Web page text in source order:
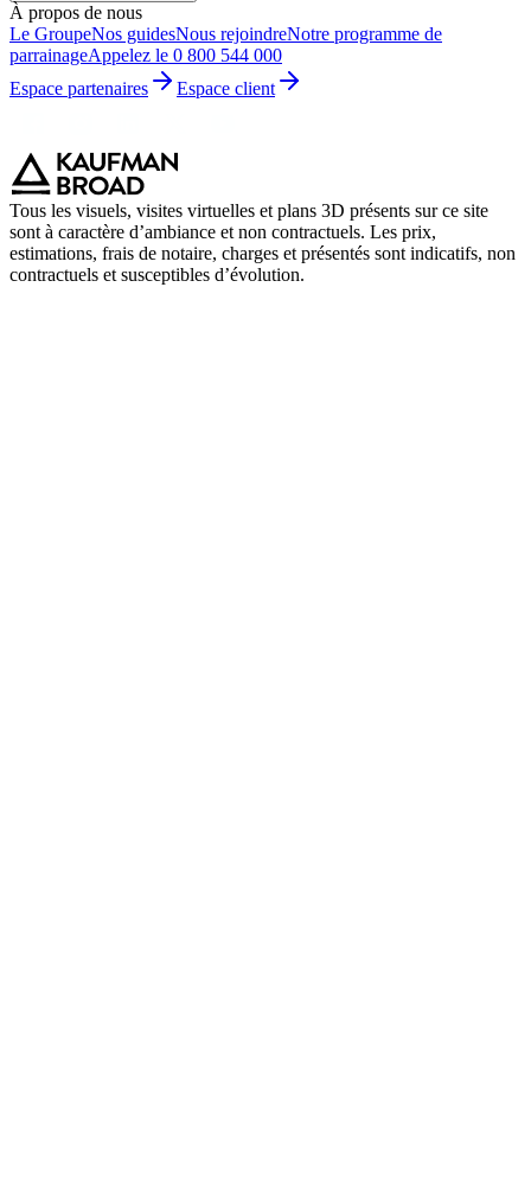
À propos de nous
Le GroupeNos guidesNous rejoindreNotre programme de
parrainageAppelez le 0 800 544 000
Espace partenaires
Espace client
Tous les visuels, visites virtuelles et plans 3D présents sur ce site
sont à caractère d’ambiance et non contractuels. Les prix,
estimations, frais de notaire, charges et présentés sont indicatifs, non
contractuels et susceptibles d’évolution.